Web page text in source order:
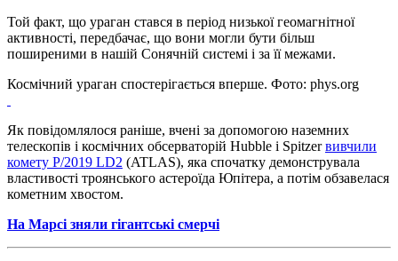
Той факт, що ураган стався в період низької геомагнітної
активності, передбачає, що вони могли бути більш
поширеними в нашій Сонячній системі і за її межами.
Космічний ураган спостерігається вперше. Фото: phys.org
Як повідомлялося раніше, вчені за допомогою наземних
телескопів і космічних обсерваторій Hubble і Spitzerвивчили
комету P/2019 LD2 (ATLAS), яка спочатку демонструвала
властивості троянського астероїда Юпітера, а потім обзавелася
кометним хвостом.
На Марсі зняли гігантські смерчі